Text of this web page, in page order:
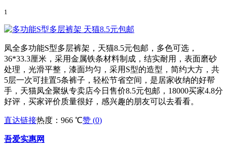
1
凤全多功能S型多层裤架，天猫8.5元包邮，多色可选，
36*33.3厘米，采用金属铁条材料制成，结实耐用，表面磨砂
处理，光滑平整，漆面均匀，采用S型的造型，简约大方，共
5层一次可挂置5条裤子，轻松节省空间，是居家收纳的好帮
手，天猫凤全聚纵专卖店今日售价8.5元包邮，18000买家4.8分
好评，买家评价质量很好，感兴趣的朋友可以去看看。
直达链接热度：966 ℃赞 (0)
吾爱实惠网